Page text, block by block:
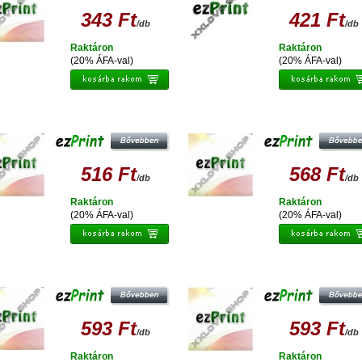
343 Ft/db
(20% ÁFA-val)
Raktáron
421 Ft/db
(20% ÁFA-val)
Raktáron
516 Ft/db
(20% ÁFA-val)
Raktáron
568 Ft/db
(20% ÁFA-val)
Raktáron
593 Ft/db
Raktáron
593 Ft/db
Raktáron